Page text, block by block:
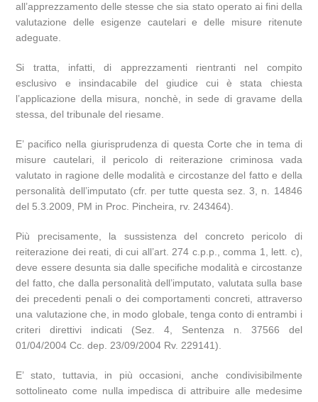
all’apprezzamento delle stesse che sia stato operato ai fini della
valutazione delle esigenze cautelari e delle misure ritenute
adeguate.
Si tratta, infatti, di apprezzamenti rientranti nel compito
esclusivo e insindacabile del giudice cui è stata chiesta
l’applicazione della misura, nonchè, in sede di gravame della
stessa, del tribunale del riesame.
E’ pacifico nella giurisprudenza di questa Corte che in tema di
misure cautelari, il pericolo di reiterazione criminosa vada
valutato in ragione delle modalità e circostanze del fatto e della
personalità dell’imputato (cfr. per tutte questa sez. 3, n. 14846
del 5.3.2009, PM in Proc. Pincheira, rv. 243464).
Più precisamente, la sussistenza del concreto pericolo di
reiterazione dei reati, di cui all’art. 274 c.p.p., comma 1, lett. c),
deve essere desunta sia dalle specifiche modalità e circostanze
del fatto, che dalla personalità dell’imputato, valutata sulla base
dei precedenti penali o dei comportamenti concreti, attraverso
una valutazione che, in modo globale, tenga conto di entrambi i
criteri direttivi indicati (Sez. 4, Sentenza n. 37566 del
01/04/2004 Cc. dep. 23/09/2004 Rv. 229141).
E’ stato, tuttavia, in più occasioni, anche condivisibilmente
sottolineato come nulla impedisca di attribuire alle medesime